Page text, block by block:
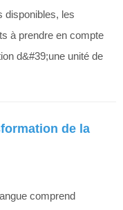
disponibles, les
à prendre en compte
d&#39;une unité de
de la
comprend